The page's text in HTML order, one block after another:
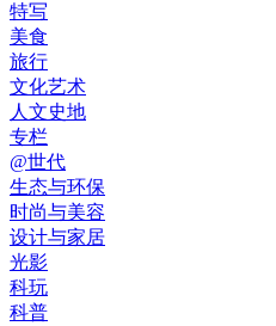
特写
美食
旅行
文化艺术
人文史地
专栏
@世代
生态与环保
时尚与美容
设计与家居
光影
科玩
科普